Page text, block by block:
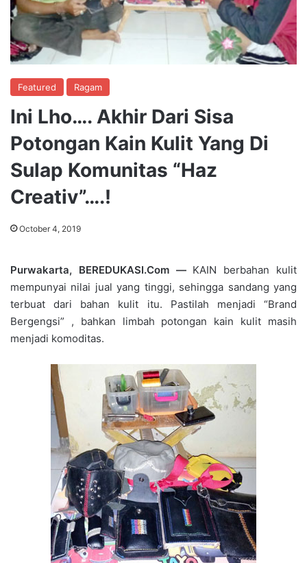
Featured Ragam
Ini Lho…. Akhir Dari Sisa
Potongan Kain Kulit Yang Di
Sulap Komunitas “Haz
Creativ”….!
October 4, 2019
Purwakarta, BEREDUKASI.Com —KAIN berbahan kulit
mempunyai nilai jual yang tinggi, sehingga sandang yang
terbuat dari bahan kulit itu. Pastilah menjadi “Brand
Bergengsi” , bahkan limbah potongan kain kulit masih
menjadi komoditas.